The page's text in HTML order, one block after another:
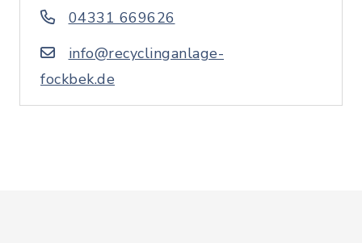
04331 669626
info@recyclinganlage-
fockbek.de